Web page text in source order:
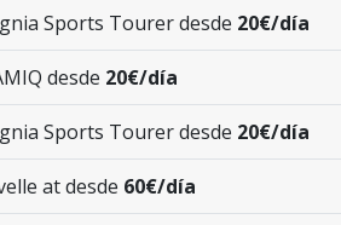
Sports Tourer desde 20€/día
desde 20€/día
Sports Tourer desde 20€/día
at desde 60€/día